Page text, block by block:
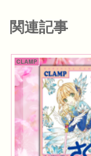
関連記事
CLAMP